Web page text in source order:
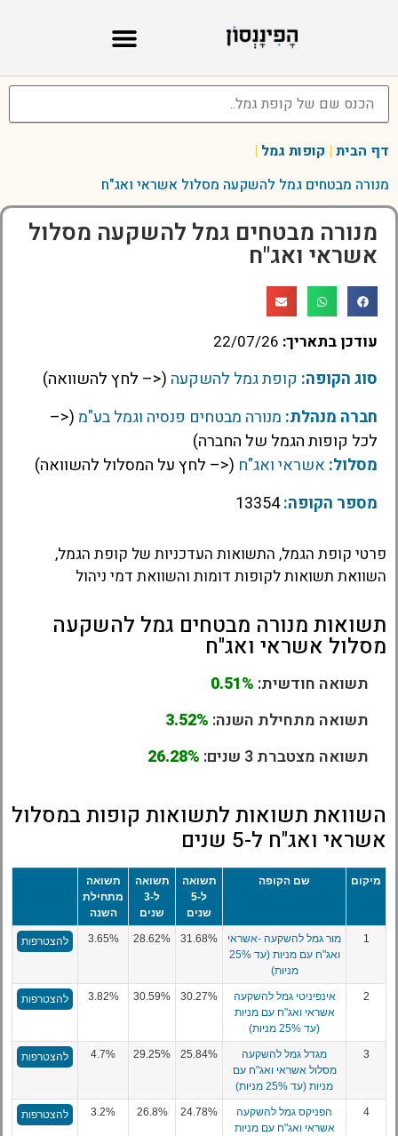
דף הבית | קופות גמל |
מנורה מבטחים גמל להשקעה מסלול אשראי ואג"ח
מנורה מבטחים גמל להשקעה מסלול
אשראי ואג"ח
עודכן בתאריך: 22/07/26
סוג הקופה: קופת גמל להשקעה (<– לחץ להשוואה)
חברה מנהלת: מנורה מבטחים פנסיה וגמל בע"מ (<–
לכל קופות הגמל של החברה)
מסלול: אשראי ואג"ח (<– לחץ על המסלול להשוואה)
מספר הקופה:13354
פרטי קופת הגמל, התשואות העדכניות של קופת הגמל,
השוואת תשואות לקופות דומות והשוואת דמי ניהול
תשואות מנורה מבטחים גמל להשקעה
מסלול אשראי ואג"ח
תשואה חודשית: 0.51%
תשואה מתחילת השנה: 3.52%
תשואה מצטברת 3 שנים:
26.28%
השוואת תשואות לתשואות קופות במסלול
אשראי ואג"ח ל-5 שנים
מיקום שם הקופה
תשואה
ל-5
שנים
תשואה
ל-3
שנים
תשואה
מתחילת
השנה
1
מור גמל להשקעה -אשראי
ואג"ח עם מניות (עד 25%
מניות)
31.68%
28.62%
3.65% להצטרפות
2
אינפיניטי גמל להשקעה
אשראי ואג"ח עם מניות
(עד 25% מניות)
30.27%
30.59%
3.82% להצטרפות
3
מגדל גמל להשקעה
מסלול אשראי ואג"ח עם
מניות (עד 25% מניות)
25.84%
29.25%
4.7% להצטרפות
4
הפניקס גמל להשקעה
אשראי ואג"ח עם מניות
24.78%
26.8%
3.2% להצטרפות